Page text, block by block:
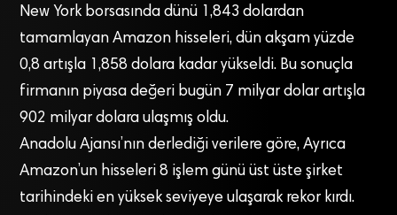
New York borsasında dünü 1,843 dolardan
tamamlayan Amazon hisseleri, dün akşam yüzde
0,8 artışla 1,858 dolara kadar yükseldi. Bu sonuçla
firmanın piyasa değeri bugün 7 milyar dolar artışla
902 milyar dolara ulaşmış oldu.
Anadolu Ajansı’nın derlediği verilere göre, Ayrıca
Amazon’un hisseleri 8 işlem günü üst üste şirket
tarihindeki en yüksek seviyeye ulaşarak rekor kırdı.